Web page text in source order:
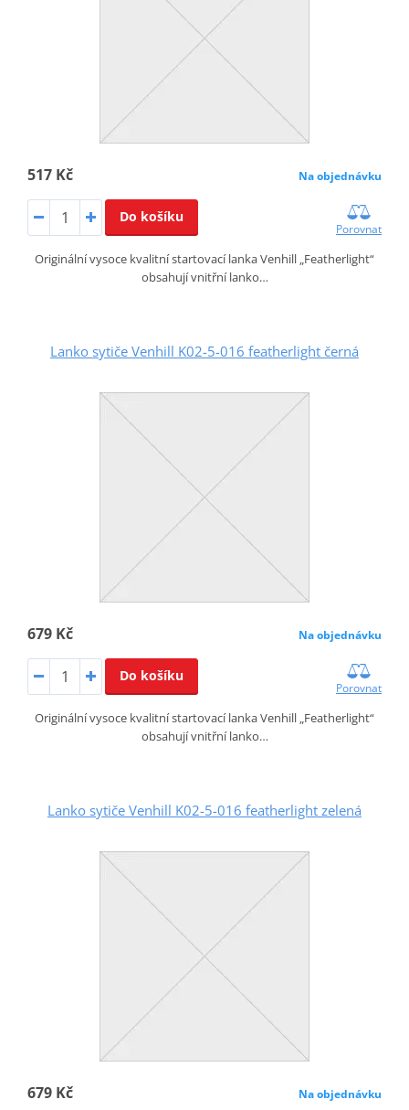
517 Kč Na objednávku
Do košíku
Porovnat
Originální vysoce kvalitní startovací lanka Venhill „Featherlight“
obsahují vnitřní lanko…
Lanko sytiče Venhill K02-5-016 featherlight černá
679 Kč Na objednávku
Do košíku
Porovnat
Originální vysoce kvalitní startovací lanka Venhill „Featherlight“
obsahují vnitřní lanko…
Lanko sytiče Venhill K02-5-016 featherlight zelená
679 Kč Na objednávku